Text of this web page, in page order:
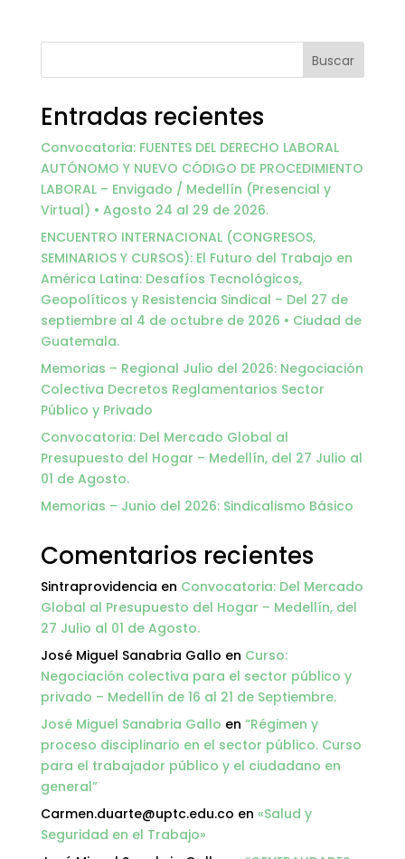
Buscar
Entradas recientes
Convocatoria: FUENTES DEL DERECHO LABORAL
AUTÓNOMO Y NUEVO CÓDIGO DE PROCEDIMIENTO
LABORAL – Envigado / Medellín (Presencial y
Virtual) • Agosto 24 al 29 de 2026.
ENCUENTRO INTERNACIONAL (CONGRESOS,
SEMINARIOS Y CURSOS): El Futuro del Trabajo en
América Latina: Desafíos Tecnológicos,
Geopolíticos y Resistencia Sindical – Del 27 de
septiembre al 4 de octubre de 2026 • Ciudad de
Guatemala.
Memorias – Regional Julio del 2026: Negociación
Colectiva Decretos Reglamentarios Sector
Público y Privado
Convocatoria: Del Mercado Global al
Presupuesto del Hogar – Medellín, del 27 Julio al
01 de Agosto.
Memorias – Junio del 2026: Sindicalismo Básico
Comentarios recientes
Sintraprovidencia en Convocatoria: Del Mercado
Global al Presupuesto del Hogar – Medellín, del
27 Julio al 01 de Agosto.
José Miguel Sanabria Gallo en Curso:
Negociación colectiva para el sector público y
privado – Medellín de 16 al 21 de Septiembre.
José Miguel Sanabria Gallo en “Régimen y
proceso disciplinario en el sector público. Curso
para el trabajador público y el ciudadano en
general”
Carmen.duarte@uptc.edu.co en «Salud y
Seguridad en el Trabajo»